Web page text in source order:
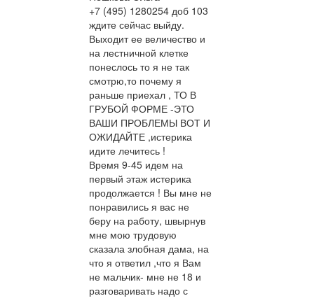
+7 (495) 1280254 доб 103
ждите сейчас выйду.
Выходит ее величество и
на лестничной клетке
понеслось то я не так
смотрю,то почему я
раньше приехал , ТО В
ГРУБОЙ ФОРМЕ -ЭТО
ВАШИ ПРОБЛЕМЫ ВОТ И
ОЖИДАЙТЕ ,истерика
идите лечитесь !
Время 9-45 идем на
первый этаж истерика
продолжается ! Вы мне не
понравились я вас не
беру на работу, швырнув
мне мою трудовую
сказала злобная дама, на
что я ответил ,что я Вам
не мальчик- мне не 18 и
разговаривать надо с